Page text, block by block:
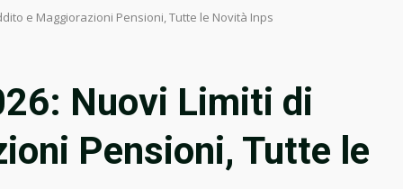
e Maggiorazioni Pensioni, Tutte le Novità Inps
Nuovi Limiti di
Pensioni, Tutte le